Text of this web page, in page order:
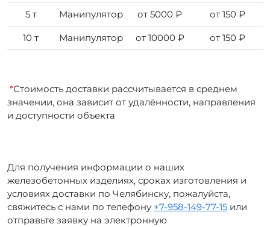
5 т Манипулятор от 5000 ₽ от 150 ₽
10 т Манипулятор от 10000 ₽ от 150 ₽
*Стоимость доставки рассчитывается в среднем
значении, она зависит от удалённости, направления
и доступности объекта
Для получения информации о наших
железобетонных изделиях, сроках изготовления и
условиях доставки по Челябинску, пожалуйста,
свяжитесь с нами по телефону +7-958-149-77-15 или
отправьте заявку на электронную